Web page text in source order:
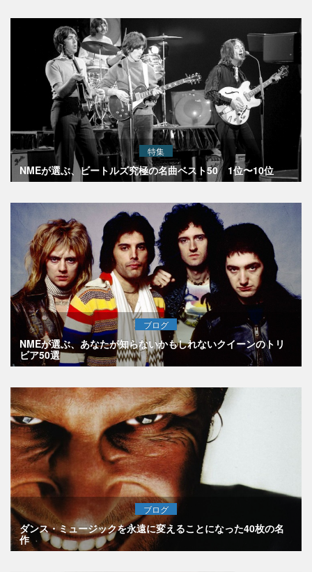
特集
NMEが選ぶ、ビートルズ究極の名曲ベスト50 1位〜10位
ブログ
NMEが選ぶ、あなたが知らないかもしれないクイーンのトリ
ビア50選
ブログ
ダンス・ミュージックを永遠に変えることになった40枚の名
作